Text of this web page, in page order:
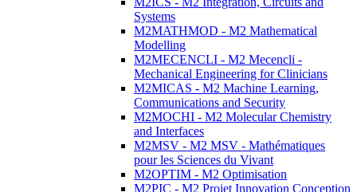
Systems
M2MATHMOD - M2 Mathematical
Modelling
M2MECENCLI - M2 Mecencli -
Mechanical Engineering for Clinicians
M2MICAS - M2 Machine Learning,
Communications and Security
M2MOCHI - M2 Molecular Chemistry
and Interfaces
M2MSV - M2 MSV - Mathématiques
pour les Sciences du Vivant
M2OPTIM - M2 Optimisation
M2PIC - M2 Projet Innovation Conception